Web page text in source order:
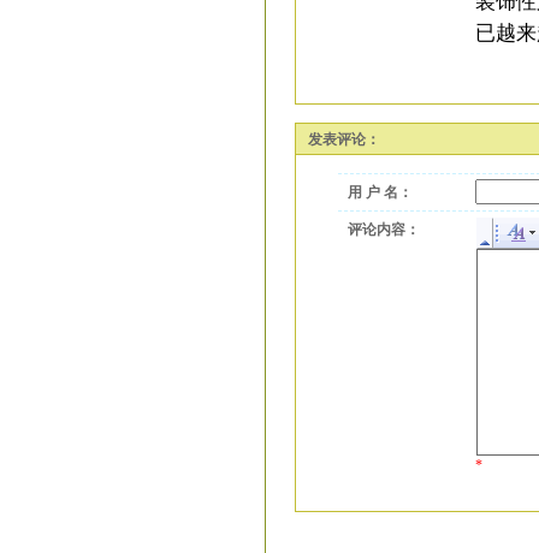
已越
发表评论：
用 户 名：
评论内容：
*